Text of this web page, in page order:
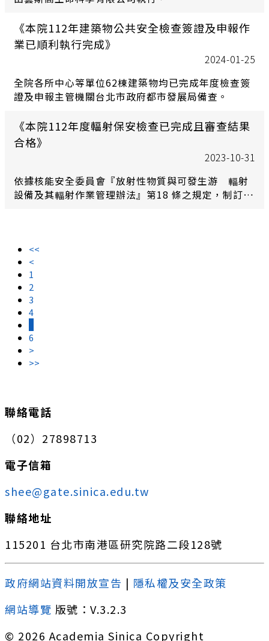
《本院112年建築物公共安全檢查簽證及申報作
業已順利執行完成》
2024-01-25
全院各所中心等單位62棟建築物均已完成年度檢查簽
證及申報主管機關台北市政府都市發展局備查。
《本院112年度輻射保安檢查已完成且審查結果
合格》
2023-10-31
依據核能安全委員會『放射性物質與可發生游離輻射
設備及其輻射作業管理辦法』第18 條之規定，制訂非
<<
<
1
2
3
4
6
>
>>
聯絡電話
（02）27898713
電子信箱
shee@gate.sinica.edu.tw
聯絡地址
115201 台北市南港區研究院路二段128號
政府網站資料開放宣告 | 隱私權及安全政策
網站導覽 版號：V.3.2.3
© 2026 Academia Sinica Copyright